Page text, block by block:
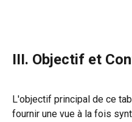
III. Objectif et
L'objectif principal de ce
fournir une vue à la fois